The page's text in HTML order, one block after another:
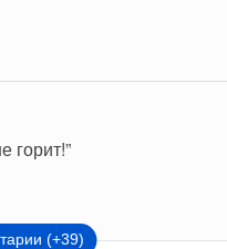
горит!”
(+39)